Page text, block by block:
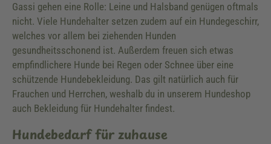
Gassi gehen eine Rolle: Leine und Halsband genügen oftmals
nicht. Viele Hundehalter setzen zudem auf ein Hundegeschirr,
welches vor allem bei ziehenden Hunden
gesundheitsschonend ist. Außerdem freuen sich etwas
empfindlichere Hunde bei Regen oder Schnee über eine
schützende Hundebekleidung. Das gilt natürlich auch für
Frauchen und Herrchen, weshalb du in unserem Hundeshop
auch Bekleidung für Hundehalter findest.
Hundebedarf für zuhause